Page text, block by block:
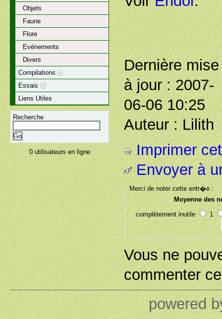
Objets
Faune
Flore
Evénements
Divers
Compilations
Essais
Liens Utiles
Recherche
0 utilisateurs en ligne
Dernière mise
à jour : 2007-
06-06 10:25
Auteur : Lilith
Imprimer
Envoyer à
Merci de noter cette entr�e :
Moyenne des
complètement inutile 1
Vous ne
commenter
powered